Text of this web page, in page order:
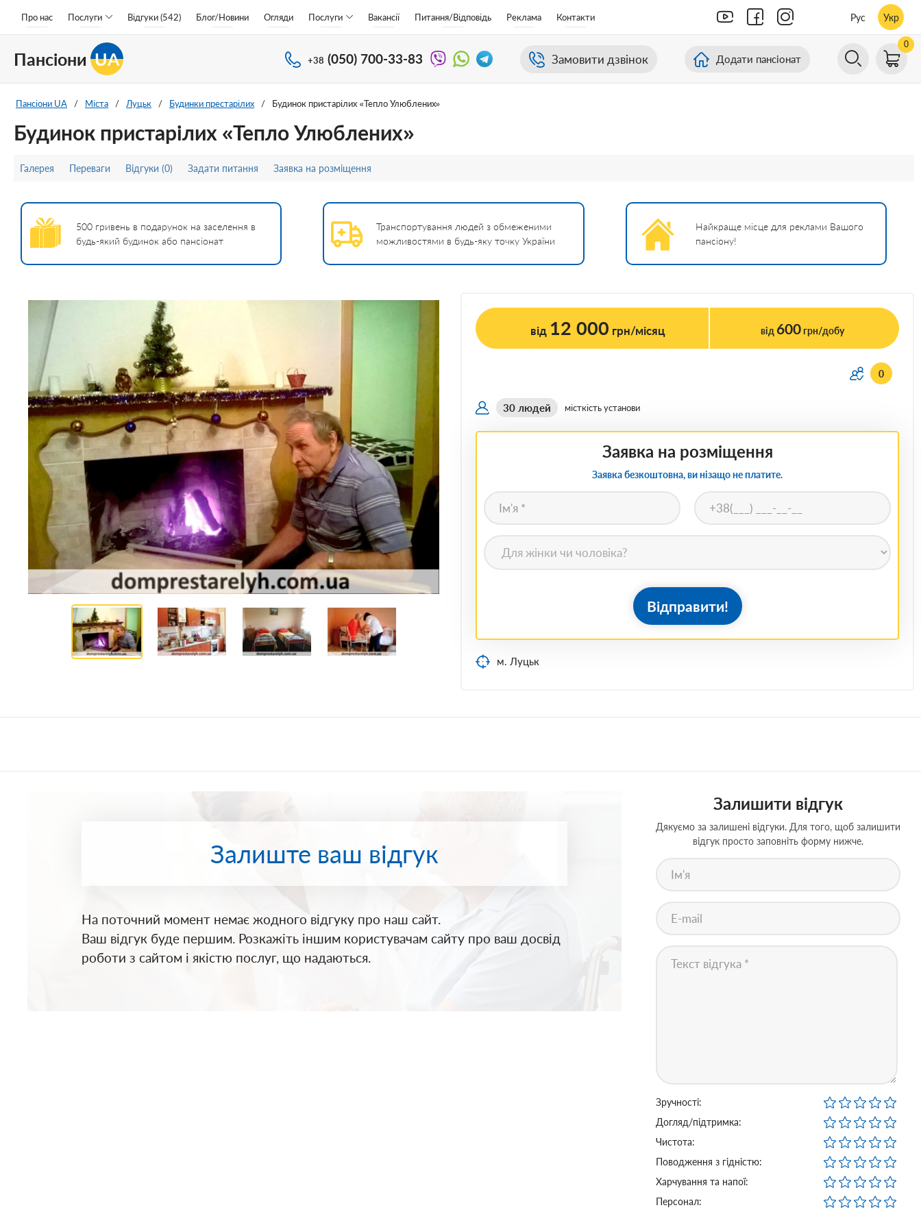
Про нас Послуги Відгуки (542) Блог/Новини Огляди Послуги Вакансії Питання/Відповідь Реклама Контакти Рус Укр
Пансіони UA +38 (050) 700-33-83 Замовити дзвінок Додати пансіонат
0
Пансіони UA / Міста / Луцьк / Будинки престарілих / Будинок пристарілих «Тепло Улюблених»
Будинок пристарілих «Тепло Улюблених»
Галерея Переваги Відгуки (0) Задати питання Заявка на розміщення
500 гривень в подарунок на заселення в
будь-який будинок або пансіонат
Транспортування людей з обмеженими
можливостями в будь-яку точку України
Найкраще місце для реклами Вашого
пансіону!
від 12 000 грн/місяц від 600грн/добу
0
30 людей місткість установи
Заявка на розміщення
Заявка безкоштовна, ви нізащо не платите.
Відправити!
м. Луцьк
Залиште ваш відгук
На поточний момент немає жодного відгуку про наш сайт.
Ваш відгук буде першим. Розкажіть іншим користувачам сайту про ваш досвід
роботи з сайтом і якістю послуг, що надаються.
Залишити відгук
Дякуємо за залишені відгуки. Для того, щоб залишити
відгук просто заповніть форму нижче.
Зручності:
Догляд/підтримка:
Чистота:
Поводження з гідністю:
Харчування та напої:
Персонал: